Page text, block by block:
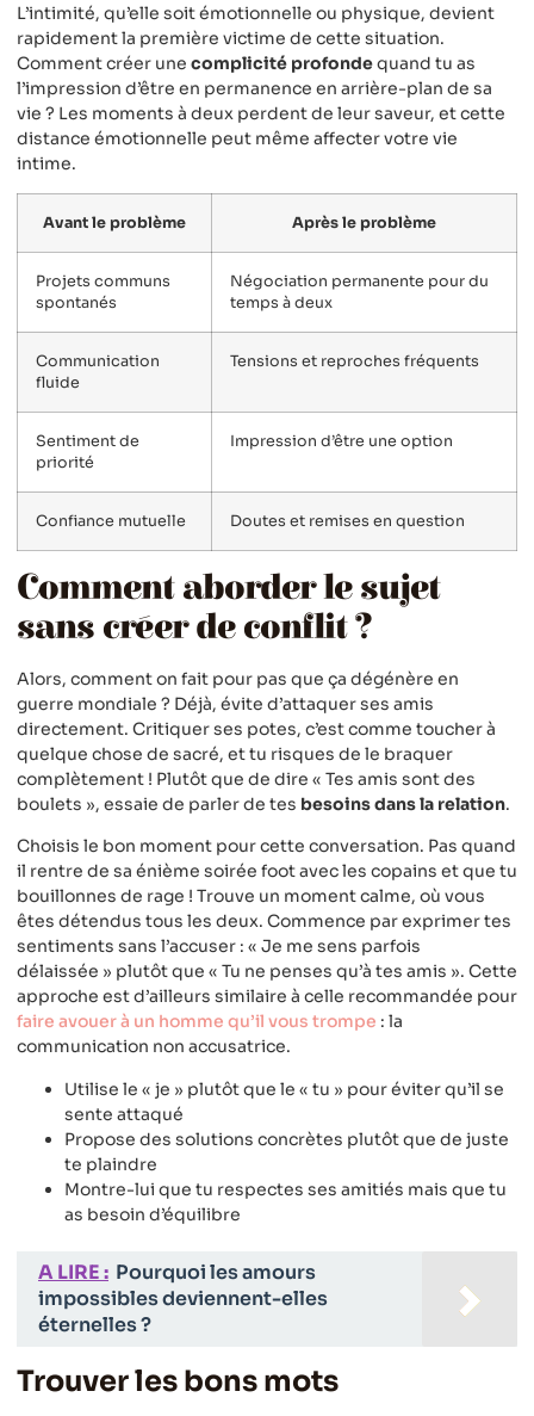
L’intimité, qu’elle soit émotionnelle ou physique, devient
rapidement la première victime de cette situation.
Comment créer une complicité profondequand tu as
l’impression d’être en permanence en arrière-plan de sa
vie ? Les moments à deux perdent de leur saveur, et cette
distance émotionnelle peut même affecter votre vie
intime.
Avant le problème Après le problème
Projets communs
spontanés
Négociation permanente pour du
temps à deux
Communication
fluide
Tensions et reproches fréquents
Sentiment de
priorité
Impression d’être une option
Confiance mutuelle Doutes et remises en question
Comment aborder le sujet
sans créer de conflit ?
Alors, comment on fait pour pas que ça dégénère en
guerre mondiale ? Déjà, évite d’attaquer ses amis
directement. Critiquer ses potes, c’est comme toucher à
quelque chose de sacré, et tu risques de le braquer
complètement ! Plutôt que de dire « Tes amis sont des
boulets », essaie de parler de tes besoins dans la relation.
Choisis le bon moment pour cette conversation. Pas quand
il rentre de sa énième soirée foot avec les copains et que tu
bouillonnes de rage ! Trouve un moment calme, où vous
êtes détendus tous les deux. Commence par exprimer tes
sentiments sans l’accuser : « Je me sens parfois
délaissée » plutôt que « Tu ne penses qu’à tes amis ». Cette
approche est d’ailleurs similaire à celle recommandée pour
faire avouer à un homme qu’il vous trompe : la
communication non accusatrice.
Utilise le « je » plutôt que le « tu » pour éviter qu’il se
sente attaqué
Propose des solutions concrètes plutôt que de juste
te plaindre
Montre-lui que tu respectes ses amitiés mais que tu
as besoin d’équilibre
A LIRE : Pourquoi les amours
impossibles deviennent-elles
éternelles ?
Trouver les bons mots